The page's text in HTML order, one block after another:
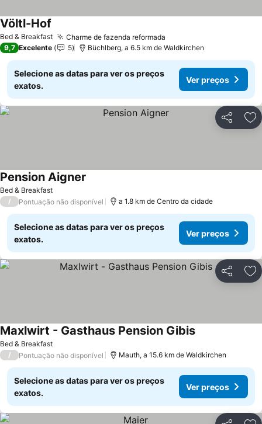
Bed & Breakfast Charme de fazenda reformada
Völtl-Hof
9,7 Excelente 5 Büchlberg, a 6.5 km de Waldkirchen
Selecione as datas para ver os preços
exatos.
Ver preços
Partilhar
Bed & Breakfast
Pension Aigner
/ Pontuação não disponível a 1.8 km de Centro da cidade
Selecione as datas para ver os preços
exatos.
Ver preços
Partilhar
Bed & Breakfast
Maxlwirt - Gasthaus Pension GibisVer preços
/ Pontuação não disponível Mauth, a 15.6 km de Waldkirchen
Selecione as datas para ver os preços
exatos.
Ver preços